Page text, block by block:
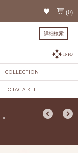
(0)
詳細検索
INFO
COLLECTION
OJAGA KIT
>